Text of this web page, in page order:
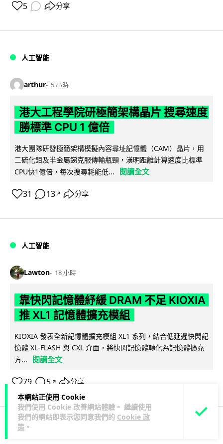
本網站正使用 Cookie
我們使用 Cookie 改善網站體驗。 繼續使用
我們的網站即表示您同意我們的 Cookie 政
策 。
5 分享
人工智能
arthur 5 小時
港大工程學院研極簡架構晶片 搜尋速度
勝標準 CPU 1 億倍
港大團隊研發極簡架構模擬內容尋址記憶體（CAM）晶片，用
二硫化鉬及半金屬銻克服傳輸瓶頸，漢明距離計算速度比標準
CPU快1億倍，每次搜尋耗能低...
閱讀全文
31 13 ↗ 分享
人工智能
Lawton 18 小時
靠快閃記憶體紓緩 DRAM 不足 KIOXIA
推 XL1 記憶體擴充模組
KIOXIA 發表全新記憶體擴充模組 XL1 系列，結合低延遲快閃記
憶體 XL-FLASH 與 CXL 介面，將快閃記憶體轉化為記憶體擴充
方...
閱讀全文
79 5 ↗ 分享
商業科技